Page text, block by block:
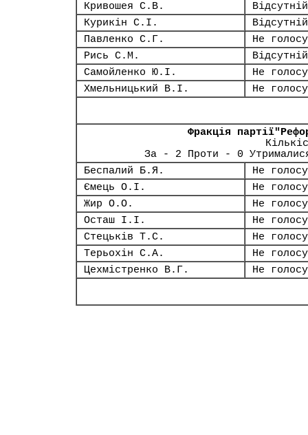
Кривошея С.В.
Відсутній
Курикін С.І.
Відсутній
Павленко С.Г.
Не
Рись С.М.
Відсутній
Самойленко Ю.І.
Не
Хмельницький В.І.
Не
Фракція
За - 2 Проти - 0
Беспалий Б.Я.
Не
Ємець О.І.
Не
Жир О.О.
Не
Осташ І.І.
Не
Стецьків Т.С.
Не
Терьохін С.А.
Не
Цехмістренко В.Г.
Не